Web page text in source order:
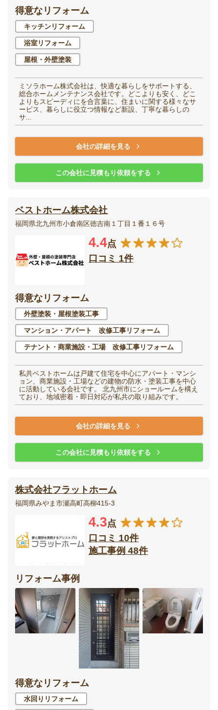
得意なリフォーム
キッチンリフォーム
浴室リフォーム
屋根・外壁塗装
ミソラホーム株式会社は、快適な暮らしをサポートする、
総合ホームメンテナンス会社です。どこよりも安く、どこ
よりもスピーディにを合言葉に、住まいに関する様々なサ
ービス、暮らしに役立つ情報など新設、丁寧な暮らしの
サ...
会社の詳細を見る
この会社に見積もり依頼をする
ベストホーム株式会社
福岡県北九州市小倉南区徳吉南１丁目１番１６号
4.4点
口コミ 1件
得意なリフォーム
外壁塗装・屋根塗装工事
マンション・アパート 改修工事リフォーム
テナント・商業施設・工場 改修工事リフォーム
私共ベストホームは戸建て住宅を中心にアパート・マンシ
ョン、商業施設・工場などの建物の防水・塗装工事を中心
に活動している会社です。 北九州市にショールームを構え
ており、地域密着・即日対応が私共の取り組みです。
会社の詳細を見る
この会社に見積もり依頼をする
株式会社フラットホーム
福岡県みやま市瀬高町高柳415-3
4.3点
口コミ 10件
施工事例 48件
リフォーム事例
得意なリフォーム
水回りリフォーム